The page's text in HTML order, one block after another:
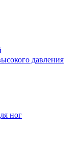
давления
ног